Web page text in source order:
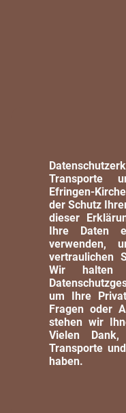
Transporte
Efringen-
der Schutz
dieser
Ihre Daten
verwenden,
vertraulichen
Wir
um Ihre
Fragen oder
stehen wir
Vielen
Transporte
haben.